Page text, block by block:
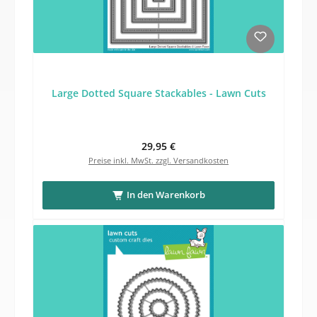
Large Dotted Square Stackables - Lawn Cuts
Regulärer Preis:
29,95 €
Preise inkl. MwSt. zzgl. Versandkosten
In den Warenkorb